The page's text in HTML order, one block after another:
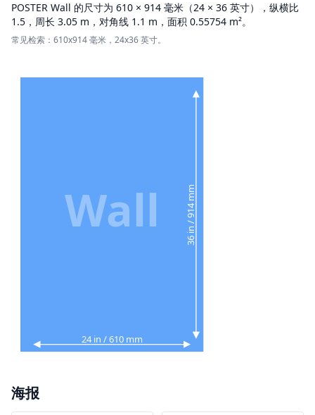
POSTER Wall 的尺寸为 610 × 914 毫米（24 × 36 英寸），纵横比
1.5，周长 3.05 m，对角线 1.1 m，面积 0.55754 m²。
常见检索：610x914 毫米，24x36 英寸。
24 in / 610 mm
36 in / 914 mm
Wall
海报